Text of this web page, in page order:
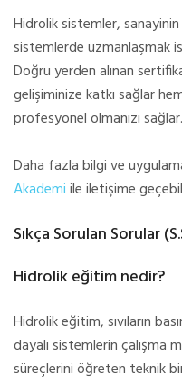
Hidrolik sistemler,
sistemlerde uzmanlaşmak
Doğru yerden alınan
gelişiminize katkı sağlar
profesyonel olmanızı sağlar.
Daha fazla bilgi ve
Akademiile iletişime
Sıkça Sorulan Sorular
Hidrolik eğitim nedir?
Hidrolik eğitim, sıvıların
dayalı sistemlerin çalışma
süreçlerini öğreten teknik